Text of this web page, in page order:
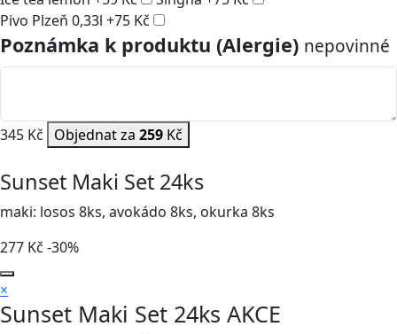
Pivo Plzeň 0,33l +75 Kč
Poznámka k produktu (Alergie) nepovinné
345 Kč Objednat za 259 Kč
Sunset Maki Set 24ks
maki: losos 8ks, avokádo 8ks, okurka 8ks
277 Kč -30%
×
Sunset Maki Set 24ks AKCE